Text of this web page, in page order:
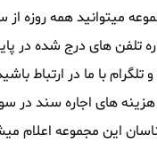
شماره تلفن های درج شده
با ما در ارتباط
هزینه های اجاره سند در
این مجموعه اعلام